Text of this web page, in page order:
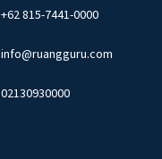
+62 815-7441-0000
info@ruangguru.com
02130930000